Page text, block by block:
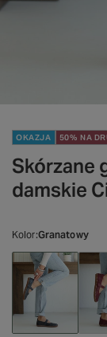
OKAZJA 50% NA
Skórzane
damskie
Kolor Granatowy